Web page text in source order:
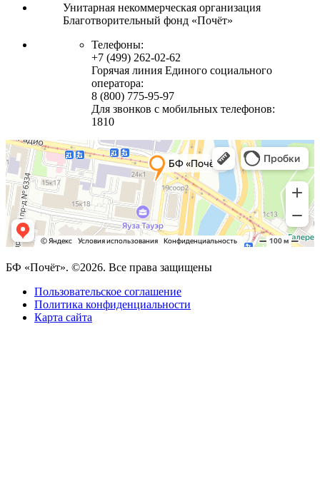
Унитарная некоммерческая организация
Благотворительный фонд «Почёт»
Телефоны:
+7 (499) 262-02-62
Горячая линия Единого социального
оператора:
8 (800) 775-95-97
Для звонков с мобильных телефонов:
1810
БФ «Почёт». ©2026. Все права защищены
Пользовательское соглашение
Политика конфиденциальности
Карта сайта